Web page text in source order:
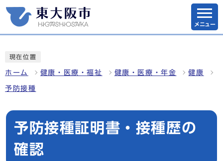
メニュー
現在位置
ホーム 健康・医療・福祉 健康・医療・年金 健康
予防接種
予防接種証明書・接種歴の
確認